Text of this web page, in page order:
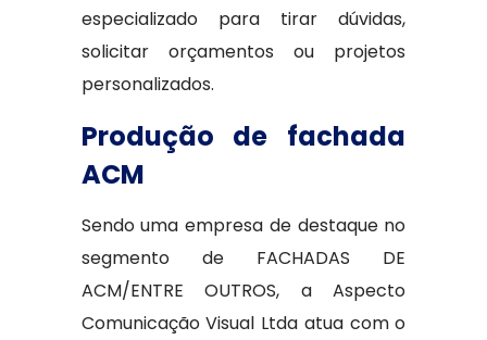
especializado para tirar dúvidas,
solicitar orçamentos ou projetos
personalizados.
Produção de fachada
ACM
Sendo uma empresa de destaque no
segmento de FACHADAS DE
ACM/ENTRE OUTROS, a Aspecto
Comunicação Visual Ltda atua com o